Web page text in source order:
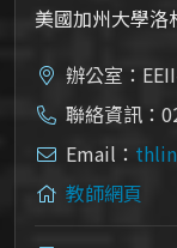
美國加州大學洛
辦公室：
聯絡資訊：
Email：
教師網頁